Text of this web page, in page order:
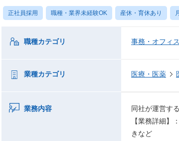
正社員採用 職種・業界未経験OK 産休・育休あり
職種カテゴリ 事務・オフィ
業種カテゴリ 医療・医薬
業務内容
同社が運営す
【業務詳細
きなど